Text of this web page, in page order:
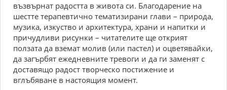
възвърнат радостта в живота си. Благодарение на
шестте терапевтично тематизирани глави – природа,
музика, изкуство и архитектура, храни и напитки и
причудливи рисунки – читателите ще открият
ползата да вземат молив (или пастел) и оцветявайки,
да загърбят ежедневните тревоги и да ги заменят с
доставящо радост творческо постижение и
вглъбяване в настоящия момент.